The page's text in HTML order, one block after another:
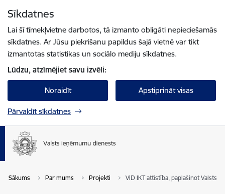
Sīkdatnes
Lai šī tīmekļvietne darbotos, tā izmanto obligāti nepieciešamās
sīkdatnes. Ar Jūsu piekrišanu papildus šajā vietnē var tikt
izmantotas statistikas un sociālo mediju sīkdatnes.
Lūdzu, atzīmējiet savu izvēli:
Noraidīt Apstiprināt visas
Pārvaldīt sīkdatnes
Sākums Par mums Projekti VID IKT attīstība, paplašinot Valsts